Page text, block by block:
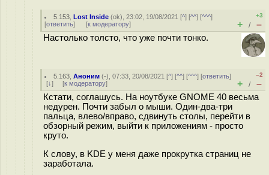
5.153 ,Lost Inside (ok), 23:02, 19/08/2021 [^] [^^] [^^^]
[ответить] [к модератору]
+3
+ / –
Настолько толсто, что уже почти тонко.
5.163 ,Аноним (-), 07:33, 20/08/2021 [^] [^^] [^^^] [ответить]
[↓] [к модератору]
–2
+ / –
Кстати, соглашусь. На ноутбуке GNOME 40 весьма
недурен. Почти забыл о мыши. Один-два-три
пальца, влево/вправо, сдвинуть столы, перейти в
обзорный режим, выйти к приложениям - просто
круто.
К слову, в KDE у меня даже прокрутка страниц не
заработала.